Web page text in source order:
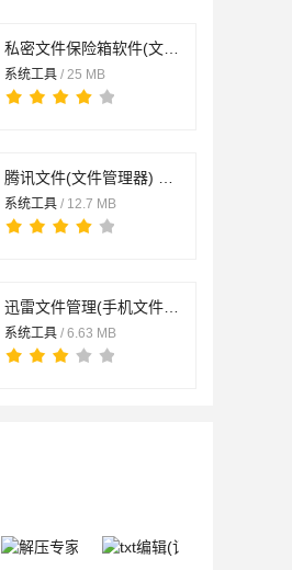
系统工具 / 25 MB
系统工具 / 12.7 MB
系统工具 / 6.63 MB